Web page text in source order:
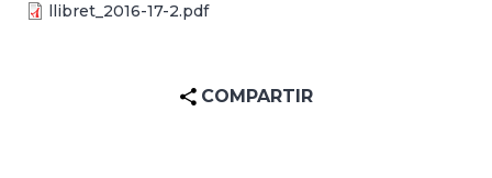
llibret_2016-17-2.pdf
COMPARTIR